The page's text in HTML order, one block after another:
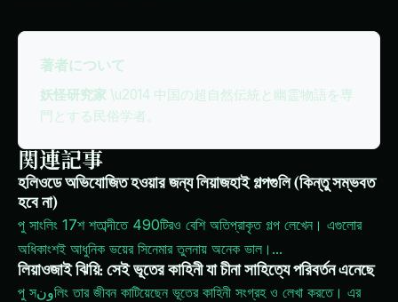
著者について
妖怪研究家 \u2014 中国の超自然伝統と幽霊物語を専
門とする民俗学者。
関連記事
হলিওডে অভিযোজিত হওয়ার জন্য লিয়াজহাই গল্পগুলি (কিন্তু সম্ভবত
হবে না)
পু সাংলিং 17শ শতাব্দীতে 490টিরও বেশি অতিপ্রাকৃত গল্প লেখেন। এগুলোর
অধিকাংশই আধুনিক ভয়ের সিনেমার তুলনায় অনেক ভাল। ...
লিয়াওজাই ঝিয়ি: সেই ভূতের কাহিনী যা চীনা সাহিত্যে পরিবর্তন এনেছে
পু সونলিং তার জীবন কাটিয়েছেন ভূতের কাহিনী সংগ্রহ ও লেখা করতে। এর